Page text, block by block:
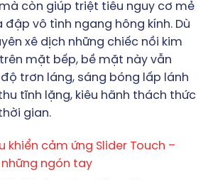
còn giúp triệt tiêu nguy cơ mẻ
đập vô tình ngang hông kính. Dù
xê dịch những chiếc nồi kim
mặt bếp, bề mặt này vẫn
trơn láng, sáng bóng lấp lánh
tĩnh lặng, kiêu hãnh thách thức
gian.
khiển cảm ứng Slider Touch –
ngón tay